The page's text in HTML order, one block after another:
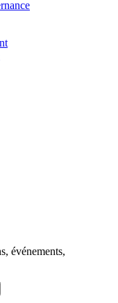
événements,